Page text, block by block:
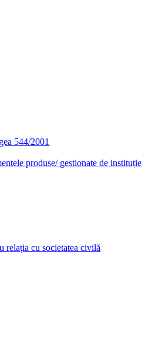
544/2001
produse/ gestionate de instituție
relația cu societatea civilă